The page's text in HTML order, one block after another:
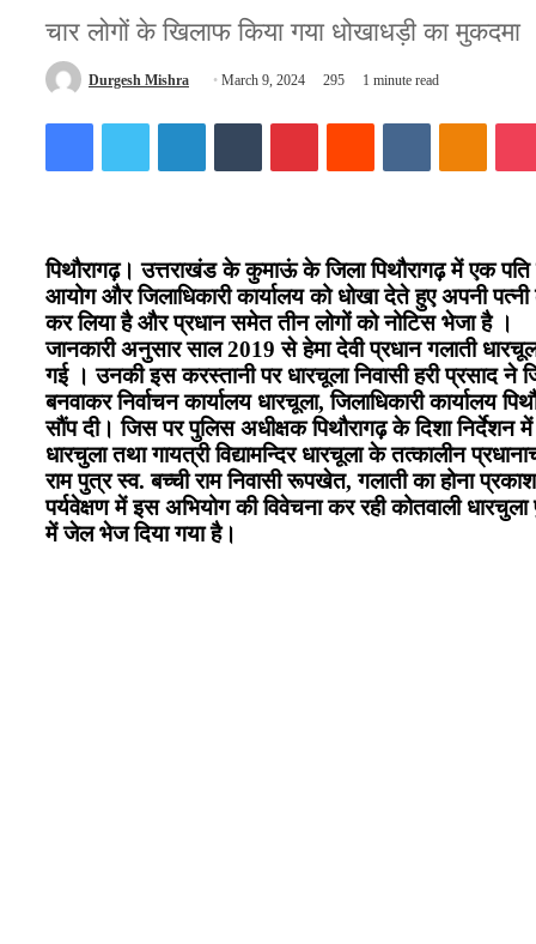
चार लोगों के खिलाफ किया गया धोखाधड़ी का मुकदमा
Durgesh Mishra
Send March 9, 2024 295 1 minute read
FacebookTwitter LinkedInTumblr PinterestReddit VKontakte
पिथौरागढ़। उत्तराखंड के कुमाऊं के जिला पिथौरागढ़ में एक
आयोग और जिलाधिकारी कार्यालय को धोखा देते हुए अपनी
कर लिया है और प्रधान समेत तीन लोगों को नोटिस भेजा है ।
जानकारी अनुसार साल 2019 से हेमा देवी प्रधान गलाती
गई । उनकी इस करस्तानी पर धारचूला निवासी हरी प्रसाद ने
बनवाकर निर्वाचन कार्यालय धारचूला, जिलाधिकारी कार्यालय
सौंप दी। जिस पर पुलिस अधीक्षक पिथौरागढ़ के दिशा निर्देशन में
धारचुला तथा गायत्री विद्यामन्दिर धारचूला के तत्कालीन
राम पुत्र स्व. बच्ची राम निवासी रूपखेत, गलाती का होना
पर्यवेक्षण में इस अभियोग की विवेचना कर रही कोतवाली
में जेल भेज दिया गया है।